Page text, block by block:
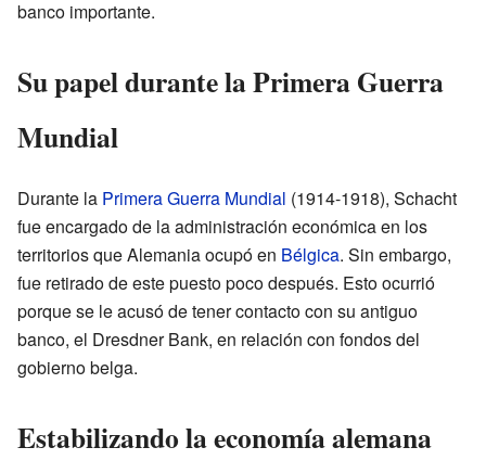
banco importante.
Su papel durante la Primera Guerra
Mundial
Durante la Primera Guerra Mundial (1914-1918), Schacht
fue encargado de la administración económica en los
territorios que Alemania ocupó en Bélgica. Sin embargo,
fue retirado de este puesto poco después. Esto ocurrió
porque se le acusó de tener contacto con su antiguo
banco, el Dresdner Bank, en relación con fondos del
gobierno belga.
Estabilizando la economía alemana